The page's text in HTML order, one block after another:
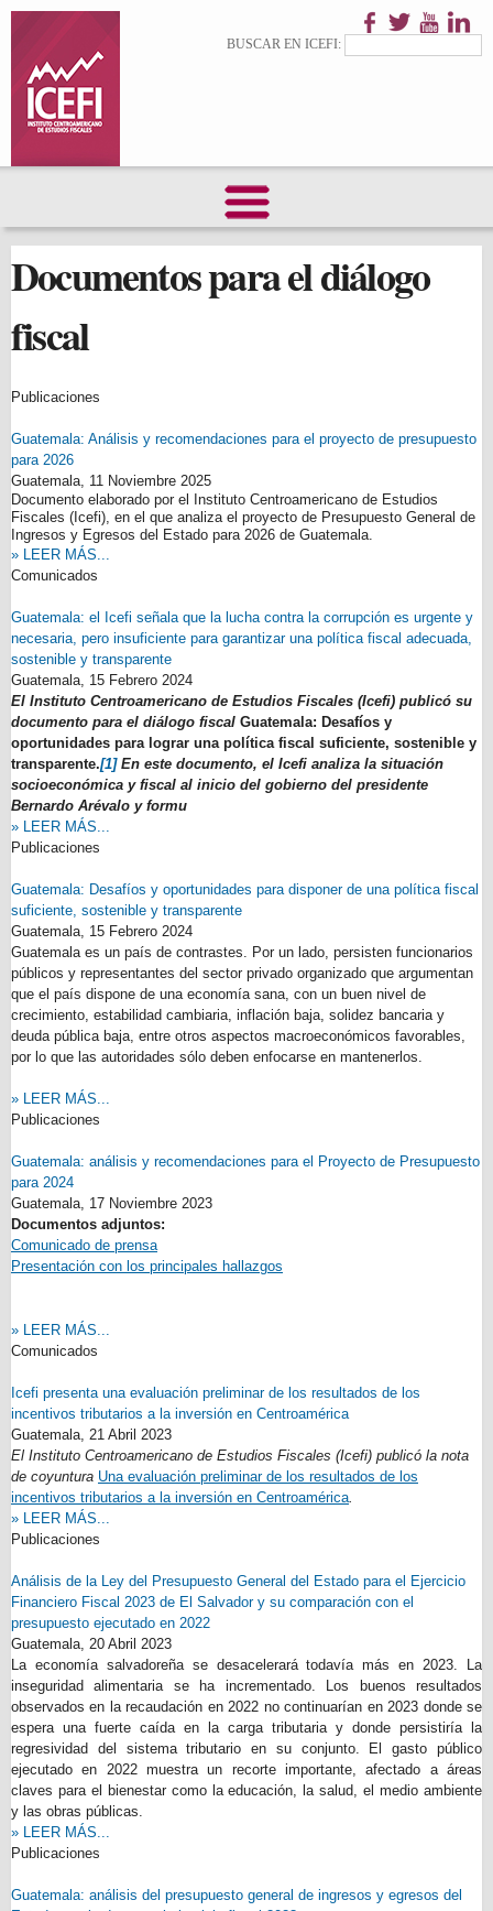
principalFormulario de
BUSCAR EN ICEFI:
Documentos para el diálogo
fiscal
Publicaciones
Guatemala: Análisis y recomendaciones para el proyecto de presupuesto
para 2026
Guatemala, 11 Noviembre 2025
Documento elaborado por el Instituto Centroamericano de Estudios
Fiscales (Icefi), en el que analiza el proyecto de Presupuesto General de
Ingresos y Egresos del Estado para 2026 de Guatemala.
» LEER MÁS...
Comunicados
Guatemala: el Icefi señala que la lucha contra la corrupción es urgente y
necesaria, pero insuficiente para garantizar una política fiscal adecuada,
sostenible y transparente
Guatemala, 15 Febrero 2024
El Instituto Centroamericano de Estudios Fiscales (Icefi) publicó su
documento para el diálogo fiscal Guatemala: Desafíos y
oportunidades para lograr una política fiscal suficiente, sostenible y
transparente.[1]En este documento, el Icefi analiza la situación
socioeconómica y fiscal al inicio del gobierno del presidente
Bernardo Arévalo y formu
» LEER MÁS...
Publicaciones
Guatemala: Desafíos y oportunidades para disponer de una política fiscal
suficiente, sostenible y transparente
Guatemala, 15 Febrero 2024
Guatemala es un país de contrastes. Por un lado, persisten funcionarios
públicos y representantes del sector privado organizado que argumentan
que el país dispone de una economía sana, con un buen nivel de
crecimiento, estabilidad cambiaria, inflación baja, solidez bancaria y
deuda pública baja, entre otros aspectos macroeconómicos favorables,
por lo que las autoridades sólo deben enfocarse en mantenerlos.
» LEER MÁS...
Publicaciones
Guatemala: análisis y recomendaciones para el Proyecto de Presupuesto
para 2024
Guatemala, 17 Noviembre 2023
Documentos adjuntos:
Comunicado de prensa
Presentación con los principales hallazgos
» LEER MÁS...
Comunicados
Icefi presenta una evaluación preliminar de los resultados de los
incentivos tributarios a la inversión en Centroamérica
Guatemala, 21 Abril 2023
El Instituto Centroamericano de Estudios Fiscales (Icefi) publicó la nota
de coyuntura Una evaluación preliminar de los resultados de los
incentivos tributarios a la inversión en Centroamérica.
» LEER MÁS...
Publicaciones
Análisis de la Ley del Presupuesto General del Estado para el Ejercicio
Financiero Fiscal 2023 de El Salvador y su comparación con el
presupuesto ejecutado en 2022
Guatemala, 20 Abril 2023
La economía salvadoreña se desacelerará todavía más en 2023. La
inseguridad alimentaria se ha incrementado. Los buenos resultados
observados en la recaudación en 2022 no continuarían en 2023 donde se
espera una fuerte caída en la carga tributaria y donde persistiría la
regresividad del sistema tributario en su conjunto. El gasto público
ejecutado en 2022 muestra un recorte importante, afectado a áreas
claves para el bienestar como la educación, la salud, el medio ambiente
y las obras públicas.
» LEER MÁS...
Publicaciones
Guatemala: análisis del presupuesto general de ingresos y egresos del